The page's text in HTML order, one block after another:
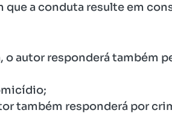
a conduta resulte em
o autor responderá também
também responderá por